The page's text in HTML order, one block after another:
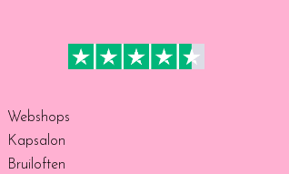
Webshops
Kapsalon
Bruiloften